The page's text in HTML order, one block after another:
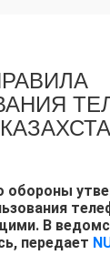
обороны
В
передает